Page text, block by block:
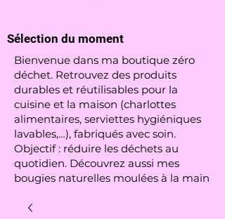
Sélection du moment
Bienvenue dans ma boutique zéro
déchet. Retrouvez des produits
durables et réutilisables pour la
cuisine et la maison (charlottes
alimentaires, serviettes hygiéniques
lavables,…), fabriqués avec soin.
Objectif : réduire les déchets au
quotidien. Découvrez aussi mes
bougies naturelles moulées à la main